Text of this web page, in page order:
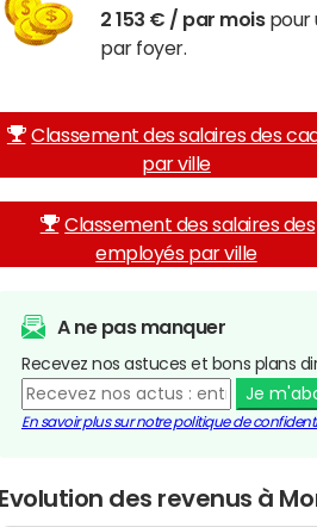
2 153 € / par moispour
par foyer.
Classement des salaires des
par ville
Classement des salaires des
employés par ville
A ne pas manquer
Recevez nos astuces et bons plans
Je
En savoir plus sur notre politique de
Evolution des revenus à